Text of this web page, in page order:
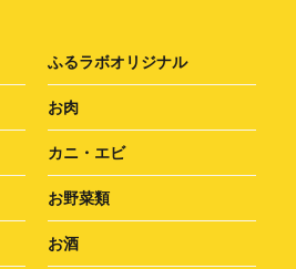
ふるラボオリジナル
お肉
カニ・エビ
お野菜類
お酒